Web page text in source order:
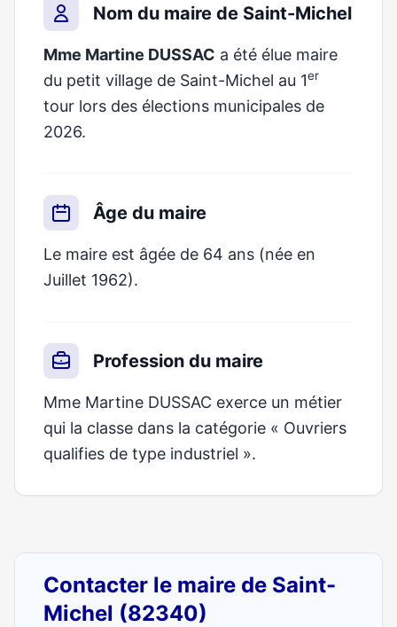
Nom du maire de Saint-Michel
Mme Martine DUSSAC a été élue maire
du petit village de Saint-Michel au 1er
tour lors des élections municipales de
2026.
Âge du maire
Le maire est âgée de 64 ans (née en
Juillet 1962).
Profession du maire
Mme Martine DUSSAC exerce un métier
qui la classe dans la catégorie « Ouvriers
qualifies de type industriel ».
Contacter le maire de Saint-
Michel (82340)